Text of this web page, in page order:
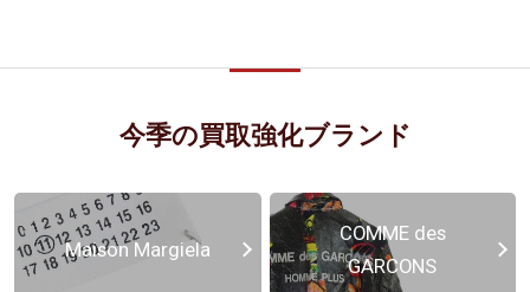
今季の買取強化ブランド
Maison Margiela
COMME des
GARCONS